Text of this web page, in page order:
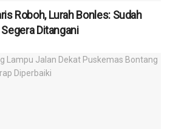
Roboh, Lurah Bonles: Sudah
Ditangani